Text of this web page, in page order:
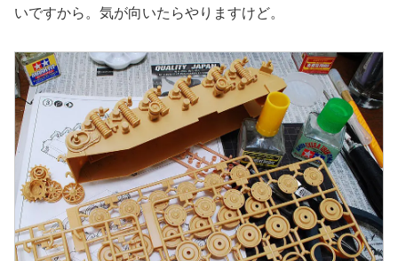
いですから。気が向いたらやりますけど。